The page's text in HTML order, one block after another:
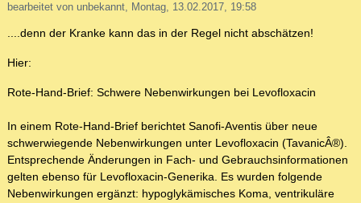
bearbeitet von unbekannt, Montag, 13.02.2017, 19:58
....denn der Kranke kann das in der Regel nicht abschätzen!
Hier:
Rote-Hand-Brief: Schwere Nebenwirkungen bei Levofloxacin
In einem Rote-Hand-Brief berichtet Sanofi-Aventis über neue
schwerwiegende Nebenwirkungen unter Levofloxacin (TavanicÂ®).
Entsprechende Änderungen in Fach- und Gebrauchsinformationen
gelten ebenso für Levofloxacin-Generika. Es wurden folgende
Nebenwirkungen ergänzt: hypoglykämisches Koma, ventrikuläre